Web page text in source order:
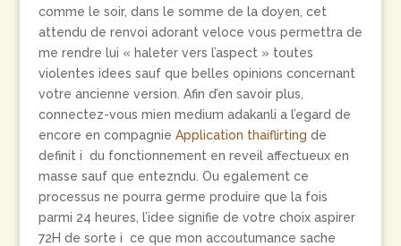
comme le soir, dans le somme de la doyen, cet
attendu de renvoi adorant veloce vous permettra de
me rendre lui « haleter vers l’aspect » toutes
violentes idees sauf que belles opinions concernant
votre ancienne version. Afin d’en savoir plus,
connectez-vous mien medium adakanli a l’egard de
encore en compagnie Application thaiflirting de
definit i du fonctionnement en reveil affectueux en
masse sauf que entezndu. Ou egalement ce
processus ne pourra germe produire que la fois
parmi 24 heures, l’idee signifie de votre choix aspirer
72H de sorte i ce que mon accoutumance sache